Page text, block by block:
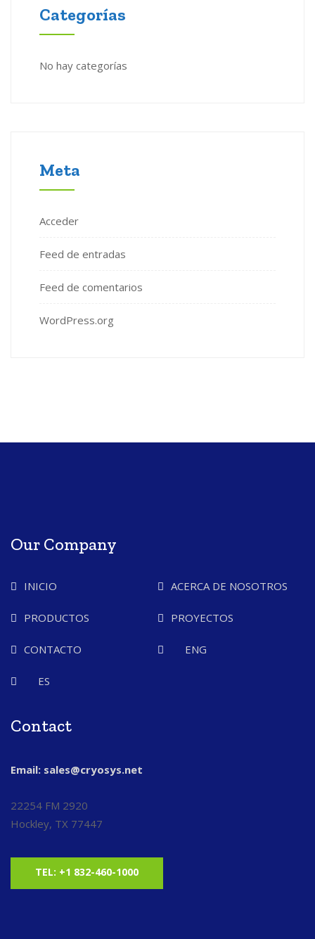
Categorías
No hay categorías
Meta
Acceder
Feed de entradas
Feed de comentarios
WordPress.org
Our Company
INICIO ACERCA DE NOSOTROS
PRODUCTOS PROYECTOS
CONTACTO ENG
ES
Contact
Email: sales@cryosys.net
22254 FM 2920
Hockley, TX 77447
TEL: +1 832-460-1000